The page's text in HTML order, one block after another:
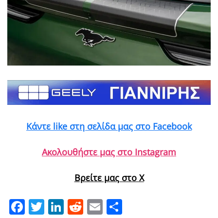
Κάντε like στη σελίδα μας στο Facebook
Ακολουθήστε μας στο Instagram
Βρείτε μας στο X
Facebook
Twitter
LinkedIn
Reddit
Email